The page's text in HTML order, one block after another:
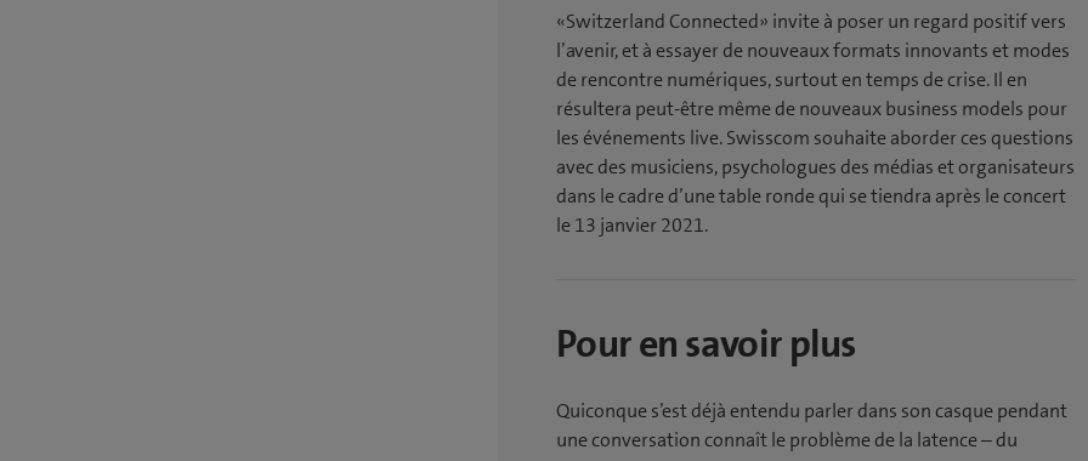
«Switzerland Connected» invite à poser un regard positif vers
l’avenir, et à essayer de nouveaux formats innovants et modes
de rencontre numériques, surtout en temps de crise. Il en
résultera peut-être même de nouveaux business models pour
les événements live. Swisscom souhaite aborder ces questions
avec des musiciens, psychologues des médias et organisateurs
dans le cadre d’une table ronde qui se tiendra après le concert
le 13 janvier 2021.
Pour en savoir plus
Quiconque s’est déjà entendu parler dans son casque pendant
une conversation connaît le problème de la latence – du